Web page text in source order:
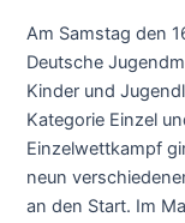
Am Samstag den
Deutsche
Kinder und
Kategorie Einzel
Einzelwettkampf
neun
an den Start. Im